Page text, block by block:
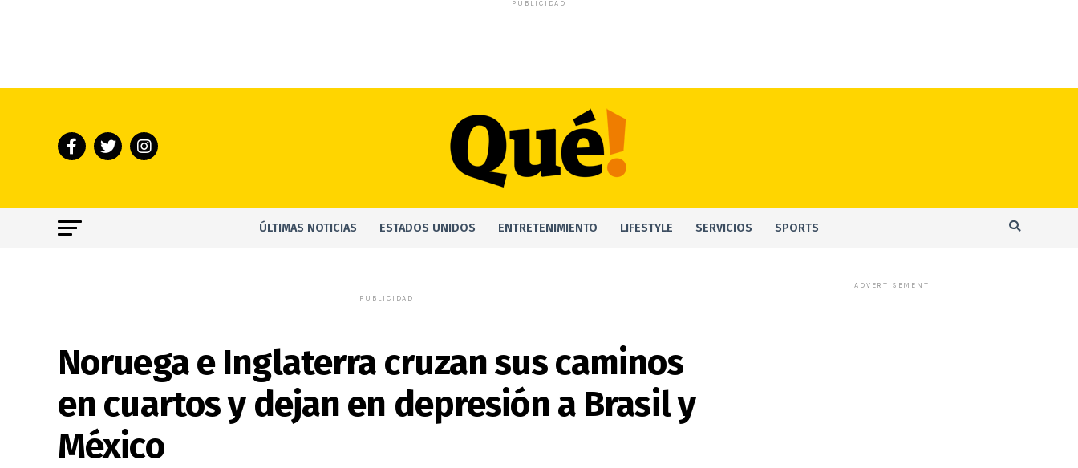
PUBLICIDAD
ÚLTIMAS NOTICIAS ESTADOS UNIDOS ENTRETENIMIENTO LIFESTYLE SERVICIOS SPORTS
PUBLICIDAD
Noruega e Inglaterra cruzan sus caminos
en cuartos y dejan en depresión a Brasil y
México
ADVERTISEMENT